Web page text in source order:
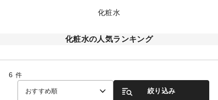
化粧水
化粧水の人気ランキング
6 件
おすすめ順 絞り込み